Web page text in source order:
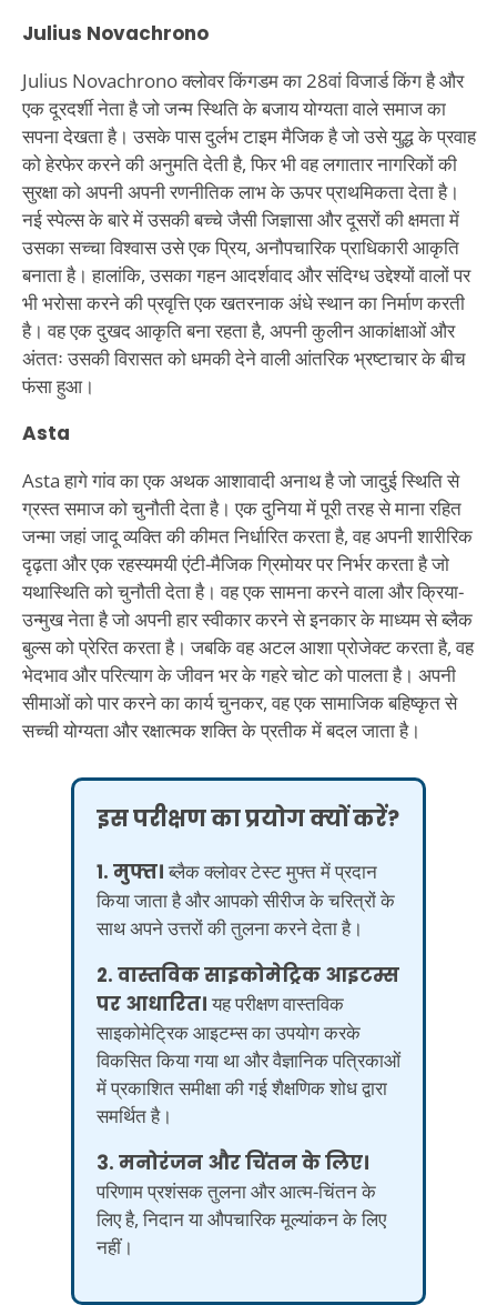
Julius Novachrono
Julius Novachrono क्लोवर किंगडम का 28वां विजार्ड किंग है और
एक दूरदर्शी नेता है जो जन्म स्थिति के बजाय योग्यता वाले समाज का
सपना देखता है। उसके पास दुर्लभ टाइम मैजिक है जो उसे युद्ध के प्रवाह
को हेरफेर करने की अनुमति देती है, फिर भी वह लगातार नागरिकों की
सुरक्षा को अपनी अपनी रणनीतिक लाभ के ऊपर प्राथमिकता देता है।
नई स्पेल्स के बारे में उसकी बच्चे जैसी जिज्ञासा और दूसरों की क्षमता में
उसका सच्चा विश्वास उसे एक प्रिय, अनौपचारिक प्राधिकारी आकृति
बनाता है। हालांकि, उसका गहन आदर्शवाद और संदिग्ध उद्देश्यों वालों पर
भी भरोसा करने की प्रवृत्ति एक खतरनाक अंधे स्थान का निर्माण करती
है। वह एक दुखद आकृति बना रहता है, अपनी कुलीन आकांक्षाओं और
अंततः उसकी विरासत को धमकी देने वाली आंतरिक भ्रष्टाचार के बीच
फंसा हुआ।
Asta
Asta हागे गांव का एक अथक आशावादी अनाथ है जो जादुई स्थिति से
ग्रस्त समाज को चुनौती देता है। एक दुनिया में पूरी तरह से माना रहित
जन्मा जहां जादू व्यक्ति की कीमत निर्धारित करता है, वह अपनी शारीरिक
दृढ़ता और एक रहस्यमयी एंटी-मैजिक ग्रिमोयर पर निर्भर करता है जो
यथास्थिति को चुनौती देता है। वह एक सामना करने वाला और क्रिया-
उन्मुख नेता है जो अपनी हार स्वीकार करने से इनकार के माध्यम से ब्लैक
बुल्स को प्रेरित करता है। जबकि वह अटल आशा प्रोजेक्ट करता है, वह
भेदभाव और परित्याग के जीवन भर के गहरे चोट को पालता है। अपनी
सीमाओं को पार करने का कार्य चुनकर, वह एक सामाजिक बहिष्कृत से
सच्ची योग्यता और रक्षात्मक शक्ति के प्रतीक में बदल जाता है।
इस परीक्षण का प्रयोग क्यों करें?
1. मुफ्त।ब्लैक क्लोवर टेस्ट मुफ्त में प्रदान
किया जाता है और आपको सीरीज के चरित्रों के
साथ अपने उत्तरों की तुलना करने देता है।
2. वास्तविक साइकोमेट्रिक आइटम्स
पर आधारित।यह परीक्षण वास्तविक
साइकोमेट्रिक आइटम्स का उपयोग करके
विकसित किया गया था और वैज्ञानिक पत्रिकाओं
में प्रकाशित समीक्षा की गई शैक्षणिक शोध द्वारा
समर्थित है।
3. मनोरंजन और चिंतन के लिए।
परिणाम प्रशंसक तुलना और आत्म-चिंतन के
लिए है, निदान या औपचारिक मूल्यांकन के लिए
नहीं।